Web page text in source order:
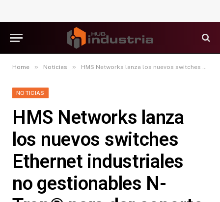
Home » Noticias » HMS Networks lanza los nuevos switches Ethernet industriales no gestionables N-Tron® para dar soporte a operaciones críticas en entornos exigentes.
NOTICIAS
HMS Networks lanza
los nuevos switches
Ethernet industriales
no gestionables N-